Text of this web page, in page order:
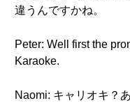
違うんですかね。
Peter: Well first the
Karaoke.
Naomi: キャリオキ？